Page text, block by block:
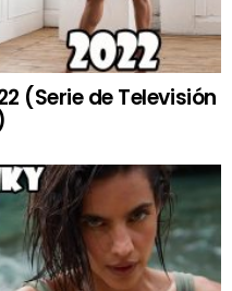
(Serie de Televisión